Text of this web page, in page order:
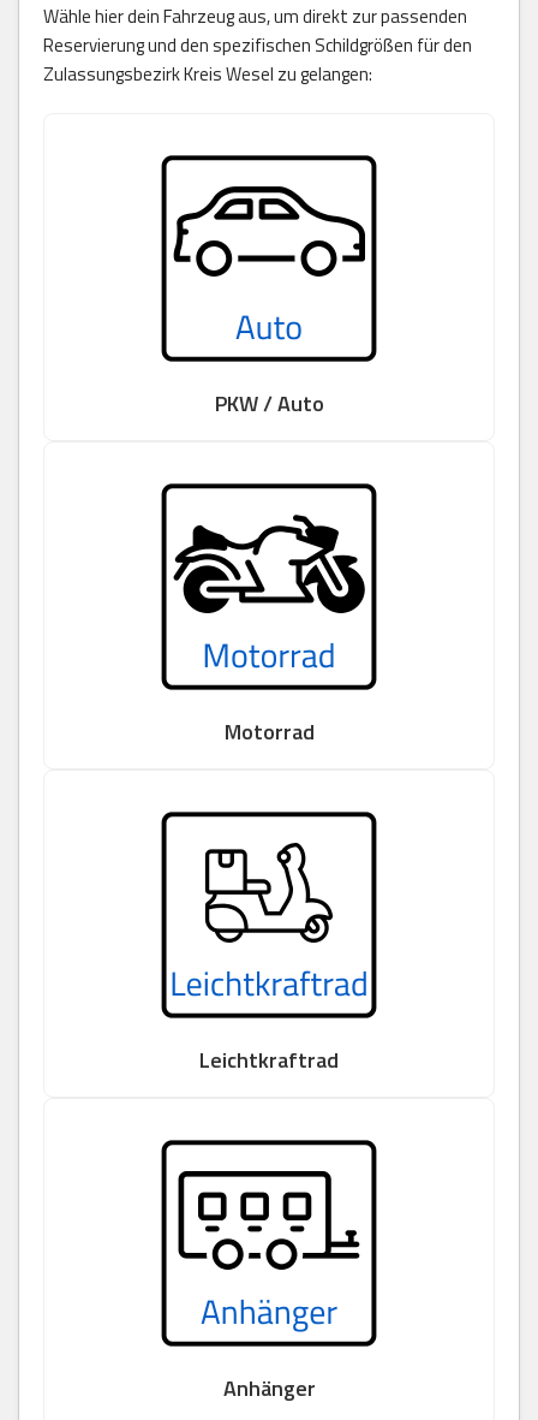
Wähle hier dein Fahrzeug aus, um direkt zur passenden
Reservierung und den spezifischen Schildgrößen für den
Zulassungsbezirk Kreis Wesel zu gelangen:
PKW / Auto
Motorrad
Leichtkraftrad
Anhänger